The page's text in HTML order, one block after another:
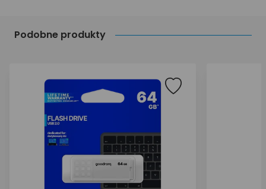
Podobne produkty